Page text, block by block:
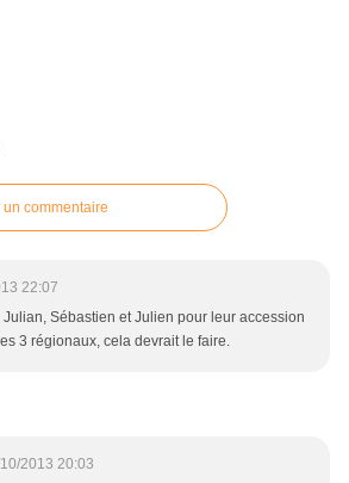
un commentaire
22:07
Julian, Sébastien et Julien pour leur accession
3 régionaux, cela devrait le faire.
2013 20:03